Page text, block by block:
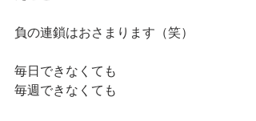
負の連鎖はおさまります（笑）
毎日できなくても
毎週できなくても